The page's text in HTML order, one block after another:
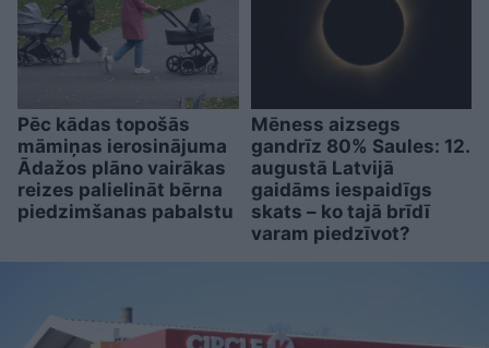
Pēc kādas topošās
māmiņas ierosinājuma
Ādažos plāno vairākas
reizes palielināt bērna
piedzimšanas pabalstu
Mēness aizsegs
gandrīz 80% Saules: 12.
augustā Latvijā
gaidāms iespaidīgs
skats – ko tajā brīdī
varam piedzīvot?